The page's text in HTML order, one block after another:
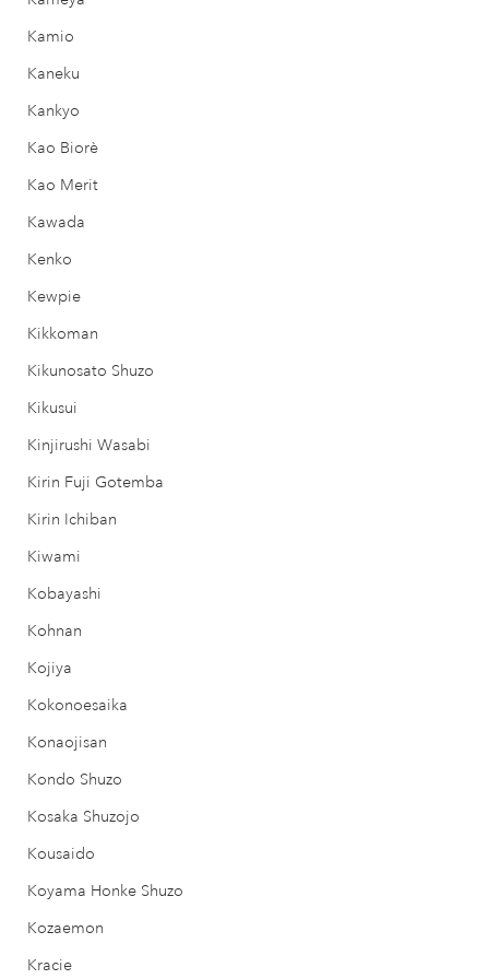
Kamio
Kaneku
Kankyo
Kao Biorè
Kao Merit
Kawada
Kenko
Kewpie
Kikkoman
Kikunosato Shuzo
Kikusui
Kinjirushi Wasabi
Kirin Fuji Gotemba
Kirin Ichiban
Kiwami
Kobayashi
Kohnan
Kojiya
Kokonoesaika
Konaojisan
Kondo Shuzo
Kosaka Shuzojo
Kousaido
Koyama Honke Shuzo
Kozaemon
Kracie